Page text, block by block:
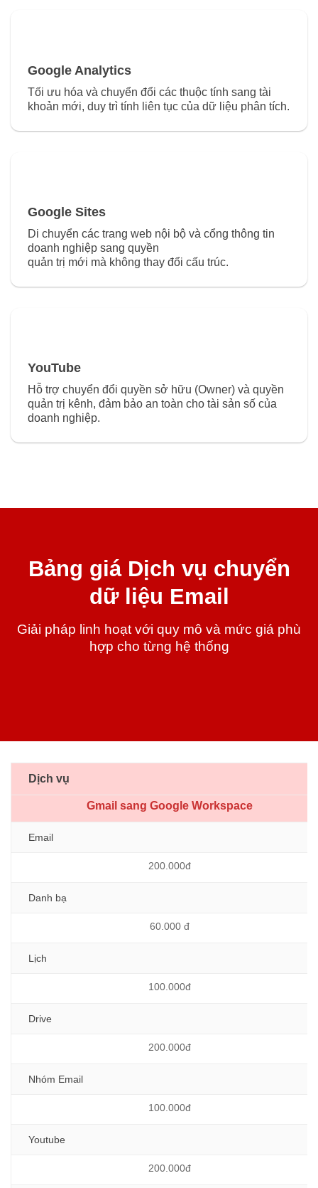
Google Analytics
Tối ưu hóa và chuyển đổi các thuộc tính sang tài
khoản mới, duy trì tính liên tục của dữ liệu phân tích.
Google Sites
Di chuyển các trang web nội bộ và cổng thông tin
doanh nghiệp sang quyền
quản trị mới mà không thay đổi cấu trúc.
YouTube
Hỗ trợ chuyển đổi quyền sở hữu (Owner) và quyền
quản trị kênh, đảm bảo an toàn cho tài sản số của
doanh nghiệp.
Bảng giá Dịch vụ chuyển
dữ liệu Email
Giải pháp linh hoạt với quy mô và mức giá phù
hợp cho từng hệ thống
Dịch vụ
Gmail sang Google Workspace
Email
200.000đ
Danh bạ
60.000 đ
Lịch
100.000đ
Drive
200.000đ
Nhóm Email
100.000đ
Youtube
200.000đ